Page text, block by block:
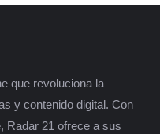
que revoluciona la
y contenido digital. Con
Radar 21 ofrece a sus